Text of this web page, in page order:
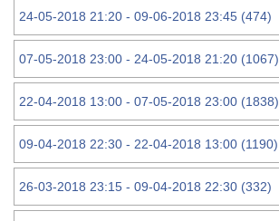
24-05-2018 21:20 - 09-06-2018 23:45 (474)
07-05-2018 23:00 - 24-05-2018 21:20 (1067)
22-04-2018 13:00 - 07-05-2018 23:00 (1838)
09-04-2018 22:30 - 22-04-2018 13:00 (1190)
26-03-2018 23:15 - 09-04-2018 22:30 (332)